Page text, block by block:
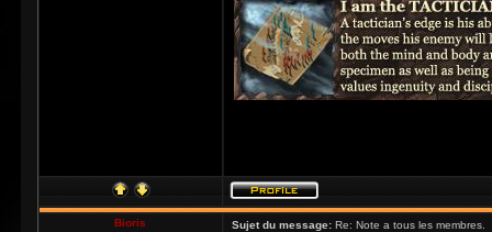
Bioris Sujet du message: Re: Note a tous les membres.